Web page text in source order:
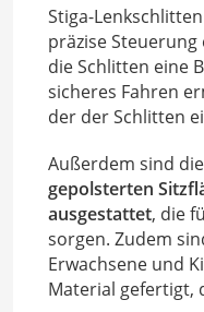
Stiga-
präzise
die Schlitten eine
sicheres Fahren
der der Schlitten
Außerdem sind
gepolsterten
ausgestattet, die
sorgen. Zudem
Erwachsene und
Material gefertigt,